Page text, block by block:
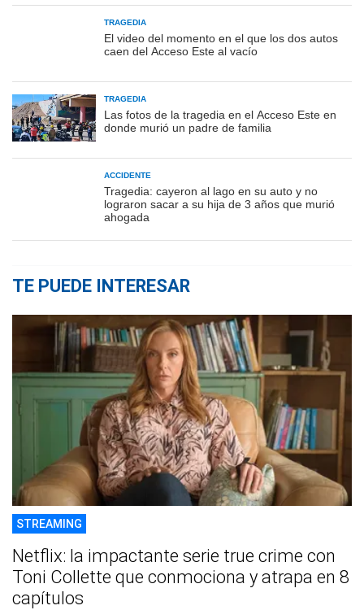
TRAGEDIA
El video del momento en el que los dos autos
caen del Acceso Este al vacío
TRAGEDIA
Las fotos de la tragedia en el Acceso Este en
donde murió un padre de familia
ACCIDENTE
Tragedia: cayeron al lago en su auto y no
lograron sacar a su hija de 3 años que murió
ahogada
TE PUEDE INTERESAR
STREAMING
Netflix: la impactante serie true crime con
Toni Collette que conmociona y atrapa en 8
capítulos